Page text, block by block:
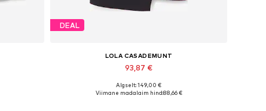
DEAL
LOLA CASADEMUNT
93,87 €
Saadaolevad suurused: 40
Algselt: 149,00 €
Viimane madalaim hind:88,66 €